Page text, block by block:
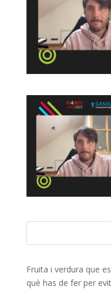
Fruita i verdura que
què has de fer per